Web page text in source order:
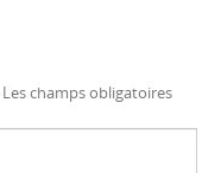
Les champs obligatoires